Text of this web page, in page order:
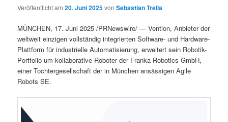
Veröffentlicht am20. Juni 2025vonSebastian Trella
MÜNCHEN, 17. Juni 2025 /PRNewswire/ — Vention, Anbieter der
weltweit einzigen vollständig integrierten Software- und Hardware-
Plattform für industrielle Automatisierung, erweitert sein Robotik-
Portfolio um kollaborative Roboter der Franka Robotics GmbH,
einer Tochtergesellschaft der in München ansässigen Agile
Robots SE.